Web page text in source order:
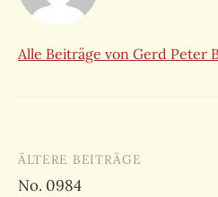
Alle Beiträge von Gerd Peter
Beitragsnavigation
ÄLTERE BEITRÄGE
No. 0984